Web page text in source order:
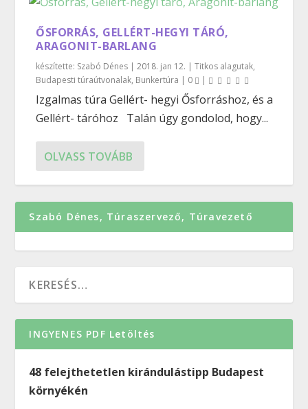
ŐSFORRÁS, GELLÉRT-HEGYI TÁRÓ,
ARAGONIT-BARLANG
készítette: Szabó Dénes |2018. jan 12. |Titkos alagutak,
Budapesti túraútvonalak, Bunkertúra | 0 |
Izgalmas túra Gellért- hegyi Ősforráshoz, és a
Gellért- táróhoz Talán úgy gondolod, hogy...
OLVASS TOVÁBB
Szabó Dénes, Túraszervező, Túravezető
INGYENES PDF Letöltés
48 felejthetetlen kirándulástipp Budapest
környékén